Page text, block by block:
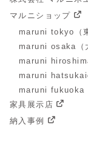
マルニショップ
maruni tokyo（
maruni osaka（
maruni
maruni
maruni fukuoka
家具展示店
納入事例